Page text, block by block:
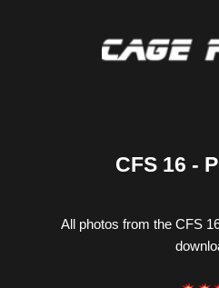
CFS 16 -
All photos from the CFS